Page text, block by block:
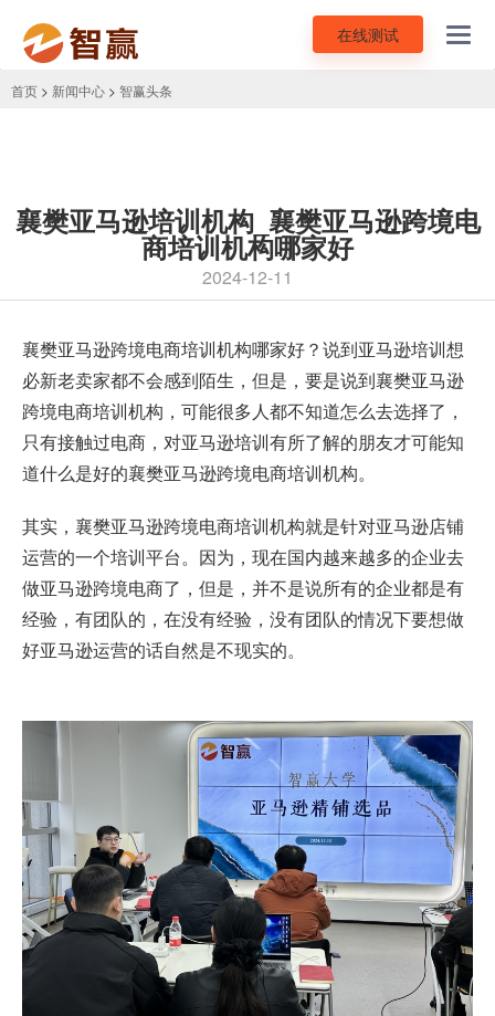
在线测试
首页 > 新闻中心 > 智赢头条
襄樊亚马逊培训机构_襄樊亚马逊跨境电
商培训机构哪家好
2024-12-11
襄樊亚马逊跨境电商培训机构哪家好？说到亚马逊培训想
必新老卖家都不会感到陌生，但是，要是说到襄樊亚马逊
跨境电商培训机构，可能很多人都不知道怎么去选择了，
只有接触过电商，对亚马逊培训有所了解的朋友才可能知
道什么是好的襄樊亚马逊跨境电商培训机构。
其实，襄樊亚马逊跨境电商培训机构就是针对亚马逊店铺
运营的一个培训平台。因为，现在国内越来越多的企业去
做亚马逊跨境电商了，但是，并不是说所有的企业都是有
经验，有团队的，在没有经验，没有团队的情况下要想做
好亚马逊运营的话自然是不现实的。